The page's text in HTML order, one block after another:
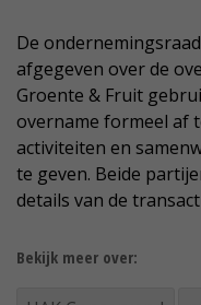
De
afgegeven over de
Groente & Fruit
overname formeel af
activiteiten en
te geven. Beide
details van de
Bekijk meer over: